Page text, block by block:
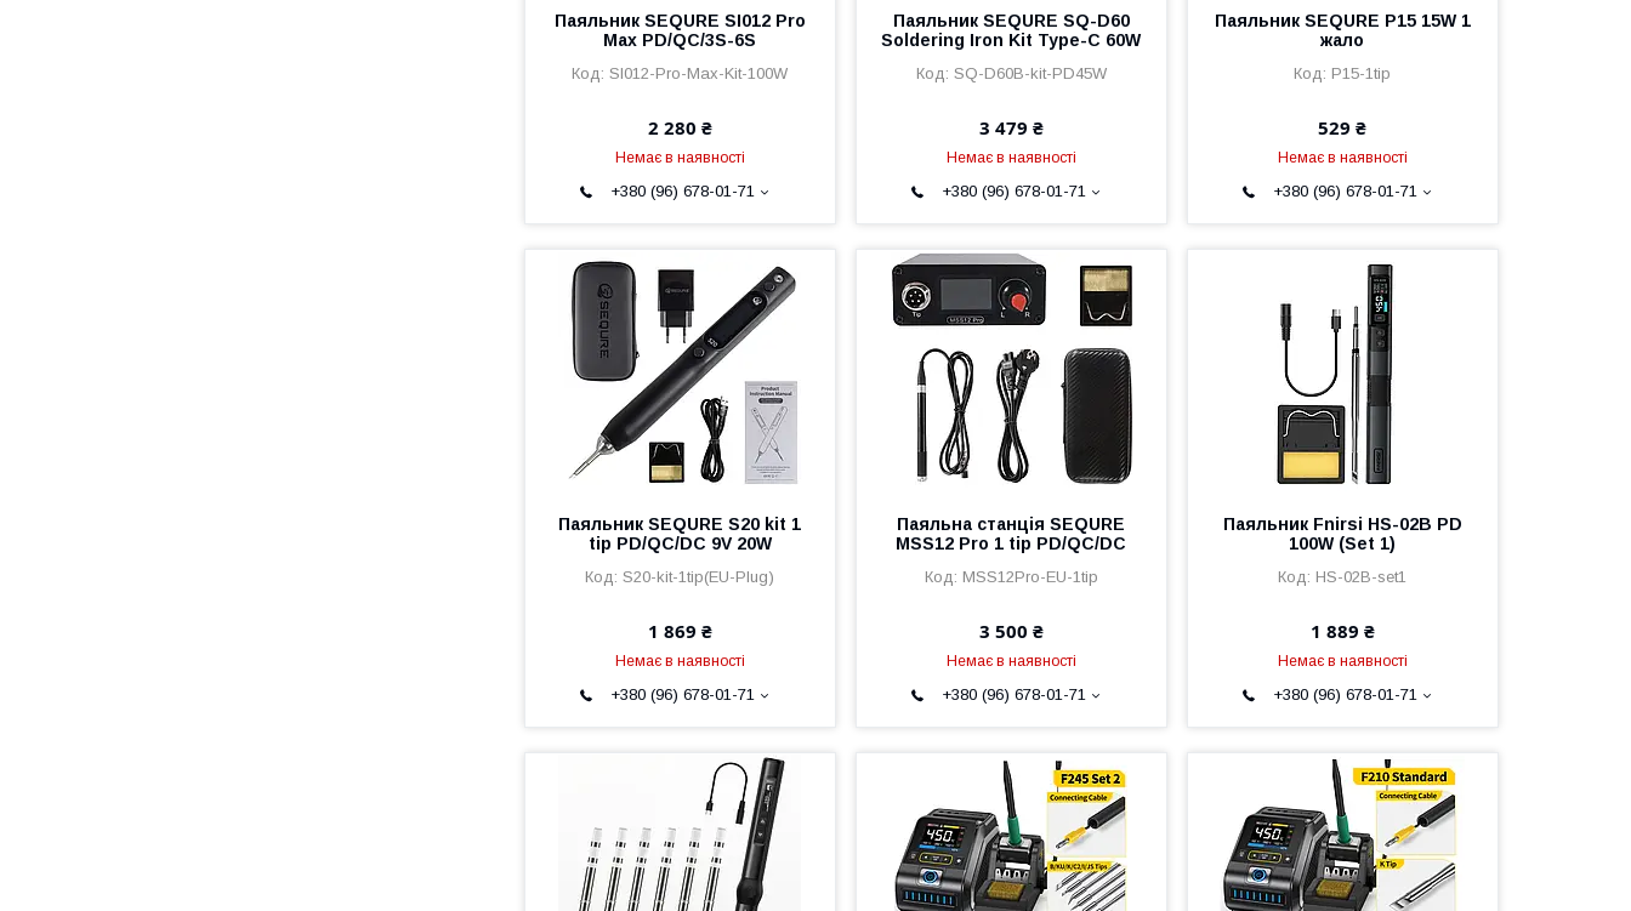
Паяльник SEQURE SI012 Pro
Max PD/QC/3S-6S
SI012-Pro-Max-Kit-100W
2 280 ₴
Немає в наявності
+380 (96) 678-01-71
Паяльник SEQURE SQ-D60
Soldering Iron Kit Type-C 60W
SQ-D60B-kit-PD45W
3 479 ₴
Немає в наявності
+380 (96) 678-01-71
Паяльник SEQURE P15 15W 1
жало
P15-1tip
529 ₴
Немає в наявності
+380 (96) 678-01-71
Паяльник SEQURE S20 kit 1
tip PD/QC/DC 9V 20W
S20-kit-1tip(EU-Plug)
1 869 ₴
Немає в наявності
+380 (96) 678-01-71
Паяльна станція SEQURE
MSS12 Pro 1 tip PD/QC/DC
MSS12Pro-EU-1tip
3 500 ₴
Немає в наявності
+380 (96) 678-01-71
Паяльник Fnirsi HS-02B PD
100W (Set 1)
HS-02B-set1
1 889 ₴
Немає в наявності
+380 (96) 678-01-71